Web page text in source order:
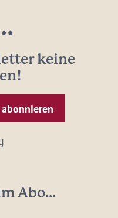
keine
Abo...